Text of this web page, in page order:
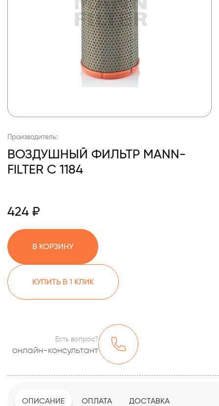
Производитель:
ВОЗДУШНЫЙ ФИЛЬТР MANN-
FILTER C 1184
424 ₽
В КОРЗИНУ
КУПИТЬ В 1 КЛИК
Есть вопрос?
онлайн-консультант
ОПИСАНИЕ ОПЛАТА ДОСТАВКА